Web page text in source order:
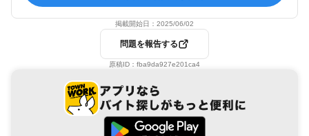
掲載開始日： 2025/06/02
問題を報告する
原稿ID： fba9da927e201ca4